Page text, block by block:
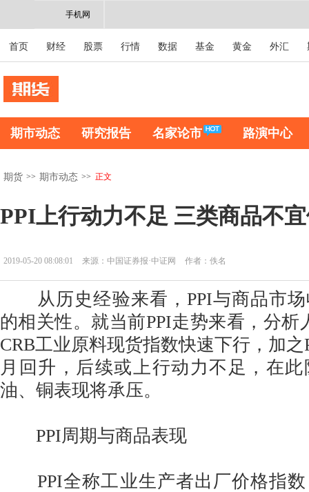
手机网
首页 财经 股票 行情 数据 基金 黄金 外汇
期市动态 研究报告 名家论市 路演中心
期货 >> 期市动态 >> 正文
PPI上行动力不足 三类商品不
2019-05-20 08:08:01 来源：中国证券报·中证网 作者：佚名
从历史经验来看，PPI与商品市场
的相关性。就当前PPI走势来看，分析
CRB工业原料现货指数快速下行，加
月回升，后续或上行动力不足，在
油、铜表现将承压。
PPI周期与商品表现
PPI全称工业生产者出厂价格指数